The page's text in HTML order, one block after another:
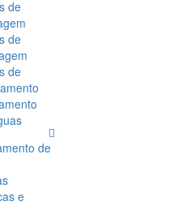
de
de
de
de
e